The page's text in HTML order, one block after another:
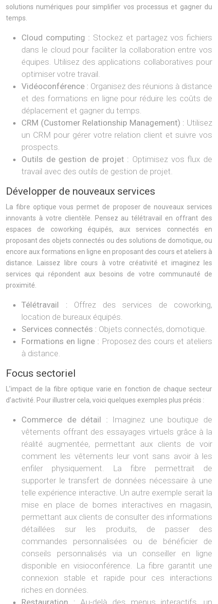
solutions numériques pour simplifier vos processus et gagner du
temps.
Cloud computing : Stockez et partagez vos fichiers
dans le cloud pour faciliter la collaboration entre vos
équipes. Utilisez des applications collaboratives pour
optimiser votre travail.
Vidéoconférence : Organisez des réunions à distance
et des formations en ligne pour réduire les coûts de
déplacement et gagner du temps.
CRM (Customer Relationship Management) : Utilisez
un CRM pour gérer votre relation client et suivre vos
prospects.
Outils de gestion de projet : Optimisez vos flux de
travail avec des outils de gestion de projet.
Développer de nouveaux services
La fibre optique vous permet de proposer de nouveaux services
innovants à votre clientèle. Pensez au télétravail en offrant des
espaces de coworking équipés, aux services connectés en
proposant des objets connectés ou des solutions de domotique, ou
encore aux formations en ligne en proposant des cours et ateliers à
distance. Laissez libre cours à votre créativité et imaginez les
services qui répondent aux besoins de votre communauté de
proximité.
Télétravail : Offrez des services de coworking,
location de bureaux équipés.
Services connectés : Objets connectés, domotique.
Formations en ligne : Proposez des cours et ateliers
à distance.
Focus sectoriel
L’impact de la fibre optique varie en fonction de chaque secteur
d’activité. Pour illustrer cela, voici quelques exemples plus précis :
Commerce de détail : Imaginez une boutique de
vêtements offrant des essayages virtuels grâce à la
réalité augmentée, permettant aux clients de voir
comment les vêtements leur vont sans avoir à les
enfiler physiquement. La fibre permettrait de
supporter le transfert de données nécessaire à une
telle expérience interactive. Un autre exemple serait la
mise en place de bornes interactives en magasin,
permettant aux clients de consulter des informations
détaillées sur les produits, de passer des
commandes personnalisées ou de bénéficier de
conseils personnalisés via un conseiller en ligne
disponible en visioconférence. La fibre garantit une
connexion stable et rapide pour ces interactions
riches en données.
Restauration : Au-delà des menus interactifs, un